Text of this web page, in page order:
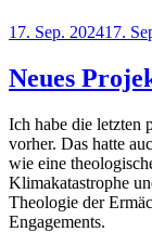
Veröffentlicht
17. Sep. 202417.
Neues
Ich habe die letzten
vorher. Das hatte
wie eine
Klimakatastrophe
Theologie der
Engagements.